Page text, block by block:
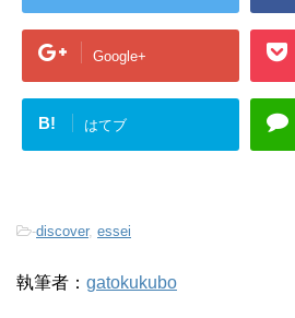
Google+
B! はてブ
-discover, essei
執筆者： gatokukubo